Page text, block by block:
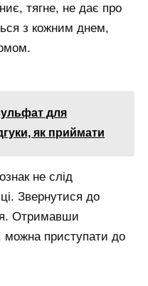
тягне, не дає про
з кожним днем,
для
як приймати
не слід
Звернутися до
Отримавши
можна приступати до